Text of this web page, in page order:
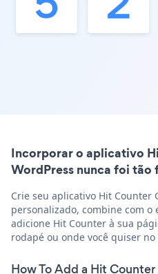
Incorporar o aplicativo
WordPress nunca foi tão
Crie seu aplicativo Hit Counter
personalizado, combine com o
adicione Hit Counter à sua
rodapé ou onde você quiser
How To Add a Hit